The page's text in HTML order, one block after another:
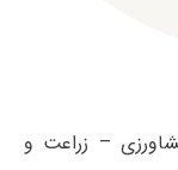
– زراعت و